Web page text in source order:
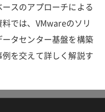
スのアプローチによる
では、VMwareのソリ
タセンター基盤を構築
を交えて詳しく解説す